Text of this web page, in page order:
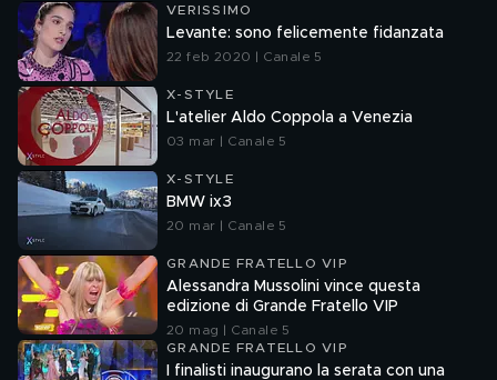
VERISSIMO
Levante: sono felicemente fidanzata
22 feb 2020 | Canale 5
X-STYLE
L'atelier Aldo Coppola a Venezia
03 mar | Canale 5
X-STYLE
BMW ix3
20 mar | Canale 5
GRANDE FRATELLO VIP
Alessandra Mussolini vince questa
edizione di Grande Fratello VIP
20 mag | Canale 5
GRANDE FRATELLO VIP
I finalisti inaugurano la serata con una